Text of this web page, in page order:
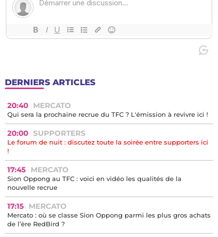
DERNIERS ARTICLES
20:40 MERCATO
Qui sera la prochaine recrue du TFC ? L'émission à revivre ici !
20:00 SUPPORTERS
Le forum de nuit : discutez toute la soirée entre supporters ici
!
17:45 MERCATO
Sion Oppong au TFC : voici en vidéo les qualités de la
nouvelle recrue
17:15 MERCATO
Mercato : où se classe Sion Oppong parmi les plus gros achats
de l’ère RedBird ?